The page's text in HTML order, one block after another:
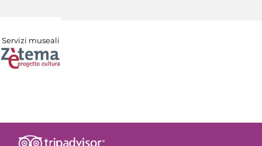
Servizi museali